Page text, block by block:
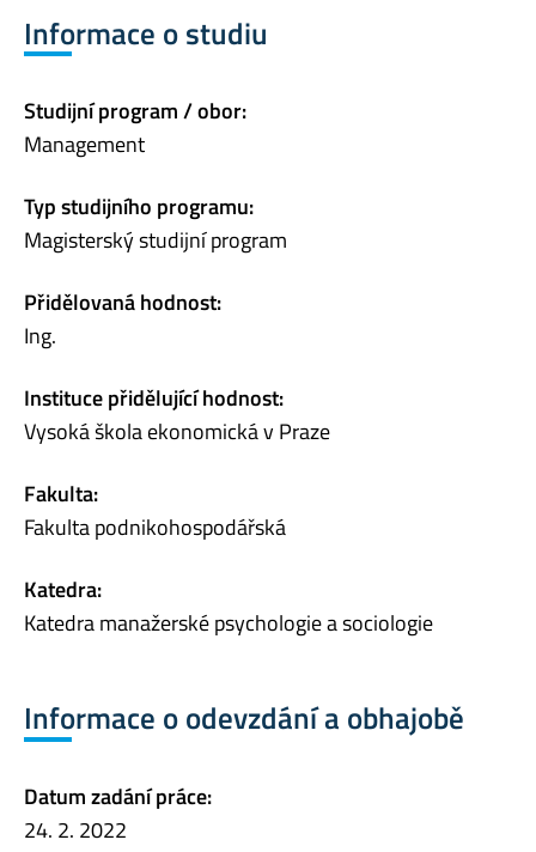
Informace o studiu
Studijní program / obor:
Management
Typ studijního programu:
Magisterský studijní program
Přidělovaná hodnost:
Ing.
Instituce přidělující hodnost:
Vysoká škola ekonomická v Praze
Fakulta:
Fakulta podnikohospodářská
Katedra:
Katedra manažerské psychologie a sociologie
Informace o odevzdání a obhajobě
Datum zadání práce:
24. 2. 2022